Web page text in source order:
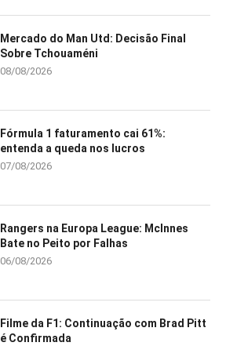
Mercado do Man Utd: Decisão Final
Sobre Tchouaméni
08/08/2026
Fórmula 1 faturamento cai 61%:
entenda a queda nos lucros
07/08/2026
Rangers na Europa League: McInnes
Bate no Peito por Falhas
06/08/2026
Filme da F1: Continuação com Brad Pitt
é Confirmada